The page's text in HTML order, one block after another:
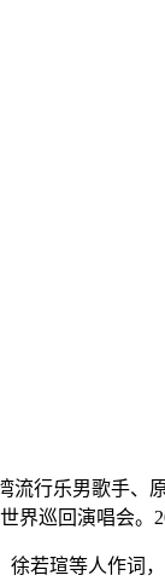
行乐男歌手
界巡回演唱会。
若瑄等人作词